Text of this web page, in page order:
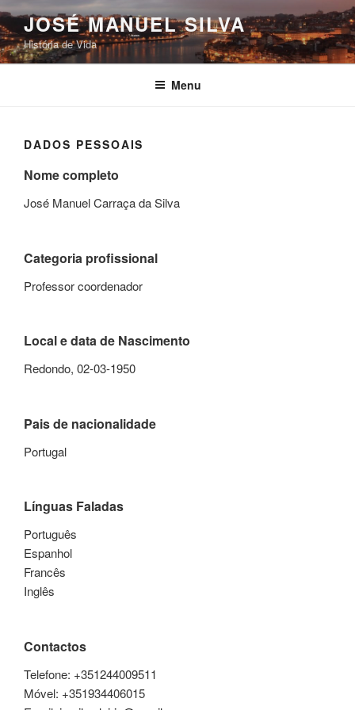
Saltar
para
o
conteúdo
JOSÉ MANUEL SILVA
História de Vida
Menu
DADOS PESSOAIS
Nome completo
José Manuel Carraça da Silva
Categoria profissional
Professor coordenador
Local e data de Nascimento
Redondo, 02-03-1950
Pais de nacionalidade
Portugal
Línguas Faladas
Português
Espanhol
Francês
Inglês
Contactos
Telefone: +351244009511
Móvel: +351934406015